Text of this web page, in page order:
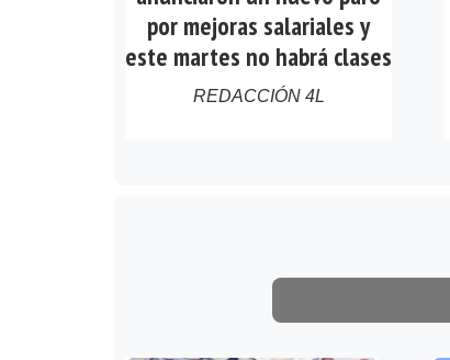
por mejoras salariales y
este martes no habrá clases
REDACCIÓN 4L